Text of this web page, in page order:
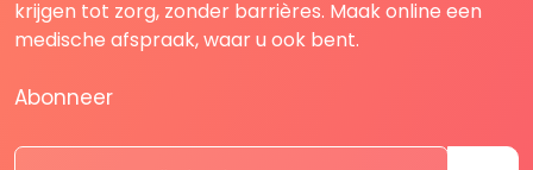
krijgen tot zorg, zonder barrières. Maak online een
medische afspraak, waar u ook bent.
Abonneer